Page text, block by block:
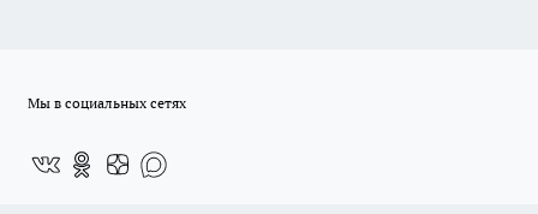
Мы в социальных сетях